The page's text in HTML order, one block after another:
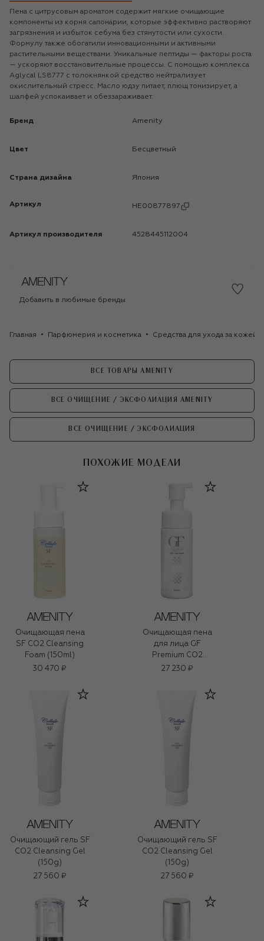
Пена с цитрусовым ароматом содержит мягкие очищающие
компоненты из корня сапонарии, которые эффективно растворяют
загрязнения и избыток себума без стянутости или сухости.
Формулу также обогатили инновационными и активными
растительными веществами. Уникальные пептиды — факторы роста
— ускоряют восстановительные процессы. С помощью комплекса
Aglycal LS8777 с толокнянкой средство нейтрализует
окислительный стресс. Масло юдзу питает, плющ тонизирует, а
шалфей успокаивает и обеззараживает.
Бренд Amenity
Цвет Бесцветный
Страна дизайна Япония
Артикул HE00877897
Артикул производителя 4528445112004
Добавить в любимые бренды
Главная Парфюмерия и косметика Средства для ухода за кожей
ВСЕ ТОВАРЫ AMENITY
ВСЕ ОЧИЩЕНИЕ / ЭКСФОЛИАЦИЯ AMENITY
ВСЕ ОЧИЩЕНИЕ / ЭКСФОЛИАЦИЯ
ПОХОЖИЕ МОДЕЛИ
Очищающая пена
SF CO2 Cleansing
Foam (150ml)
30 470 ₽
Очищающая пена
для лица GF
Premium CO2
Cleansing Foam
27 230 ₽
Очищающий гель SF
CO2 Cleansing Gel
(150g)
27 560 ₽
Очищающий гель SF
CO2 Cleansing Gel
(150g)
27 560 ₽